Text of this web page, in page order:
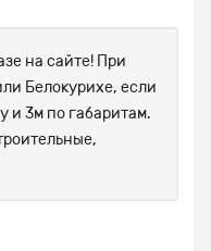
на сайте! При
Белокурихе, если
и 3м по габаритам.